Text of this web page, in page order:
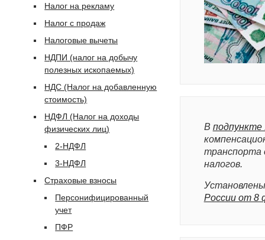
В подпункте
транспорта
налогов.
России от 8
Налог на рекламу
Налог с продаж
Налоговые вычеты
НДПИ (налог на добычу
полезных ископаемых)
НДС (Налог на добавленную
стоимость)
НДФЛ (Налог на доходы
физических лиц)
2-НДФЛ
3-НДФЛ
Страховые взносы
Персонифицированный
учет
ПФР